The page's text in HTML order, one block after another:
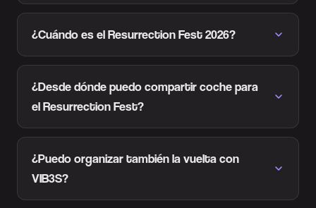
¿Cuándo es el Resurrection Fest 2026?
¿Desde dónde puedo compartir coche para
el Resurrection Fest?
¿Puedo organizar también la vuelta con
VIB3S?